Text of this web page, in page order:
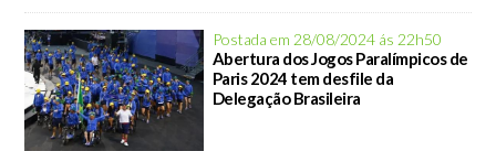
Postada em 28/08/2024 ás 22h50
Abertura dos Jogos Paralímpicos de
Paris 2024 tem desfile da
Delegação Brasileira